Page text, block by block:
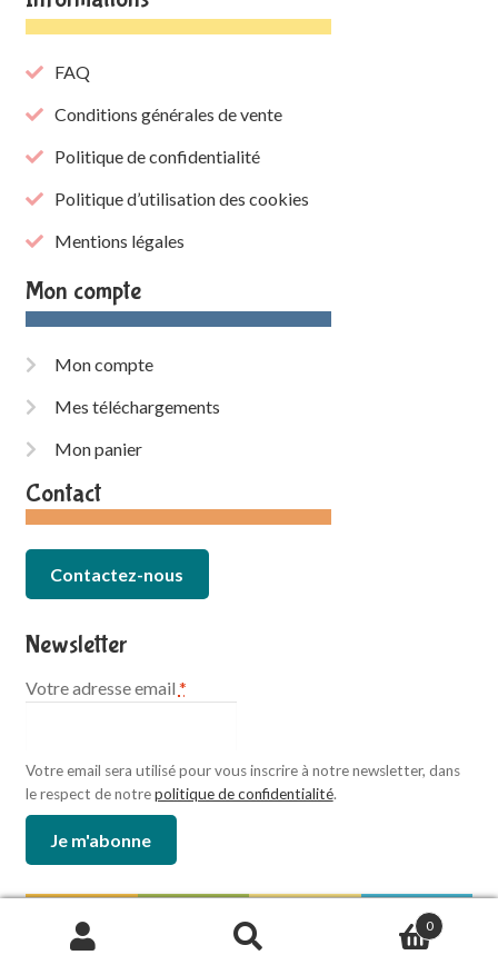
FAQ
Conditions générales de vente
Politique de confidentialité
Politique d’utilisation des cookies
Mentions légales
Mon compte
Mon compte
Mes téléchargements
Mon panier
Contact
Contactez-nous
Newsletter
Votre adresse email *
Votre email sera utilisé pour vous inscrire à notre newsletter, dans
le respect de notrepolitique de confidentialité.
Paiement sécurisé :
Recherche
0